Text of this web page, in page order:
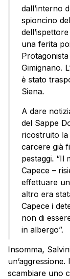
dall’interno
spioncino
una ferita
Gimignano.
è stato
Siena.
A dare
del Sappe
ricostruito la
carcere già
pestaggi. “Il
Capece –
effettuare
altro era
Capece i
non di
in albergo”.
Insomma,
scambiare uno